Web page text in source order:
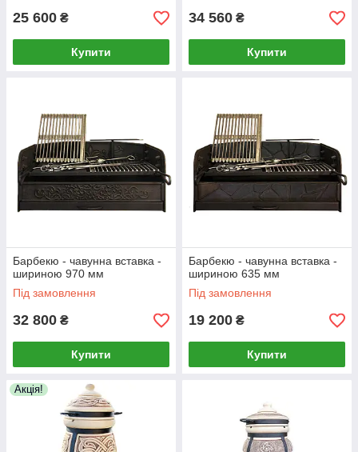
25 600 ₴
Купити
34 560 ₴
Купити
Барбекю - чавунна вставка -
шириною 970 мм
Під замовлення
32 800 ₴
Купити
Барбекю - чавунна вставка -
шириною 635 мм
Під замовлення
19 200 ₴
Купити
Акція!